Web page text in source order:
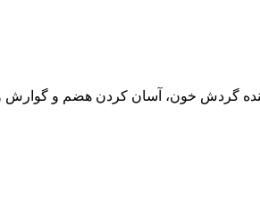
گردش خون، آسان کردن هضم و گوارش